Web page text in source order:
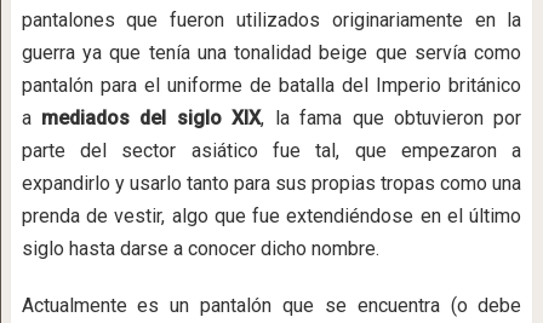
pantalones que fueron utilizados originariamente en la
guerra ya que tenía una tonalidad beige que servía como
pantalón para el uniforme de batalla del Imperio británico
a mediados del siglo XIX, la fama que obtuvieron por
parte del sector asiático fue tal, que empezaron a
expandirlo y usarlo tanto para sus propias tropas como una
prenda de vestir, algo que fue extendiéndose en el último
siglo hasta darse a conocer dicho nombre.
Actualmente es un pantalón que se encuentra (o debe